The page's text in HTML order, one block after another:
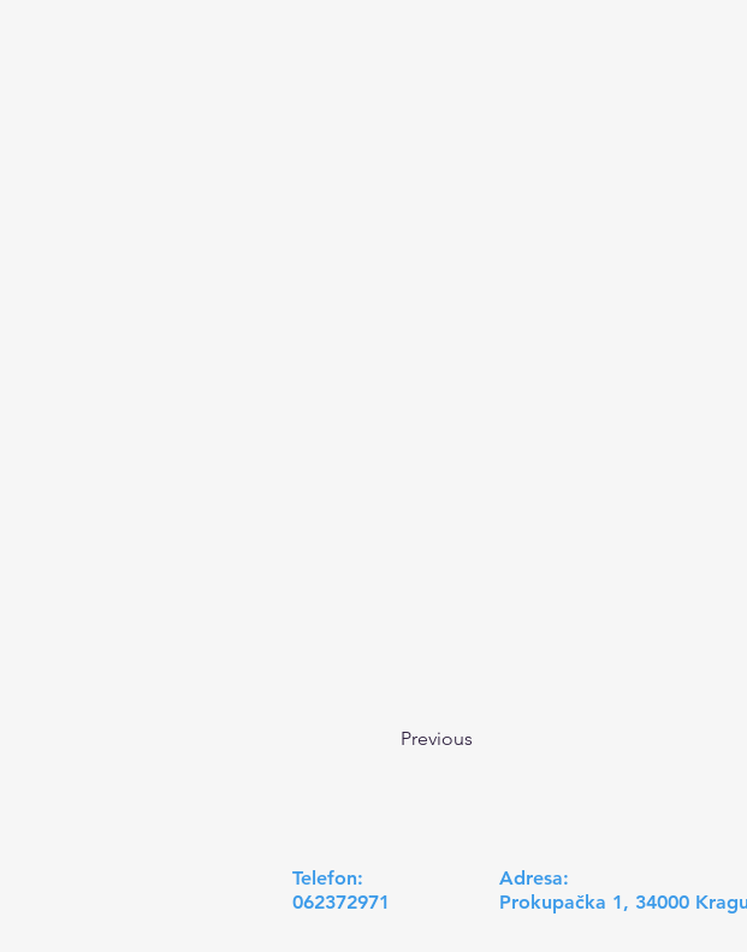
Previous
Telefon:
062372971
Adresa:
Prokupačka 1, 34000